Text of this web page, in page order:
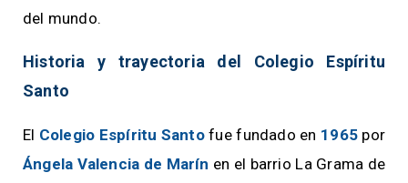
del mundo.
Historia y trayectoria del Colegio Espíritu
Santo
El Colegio Espíritu Santofue fundado en 1965por
Ángela Valencia de Marín en el barrio La Grama de